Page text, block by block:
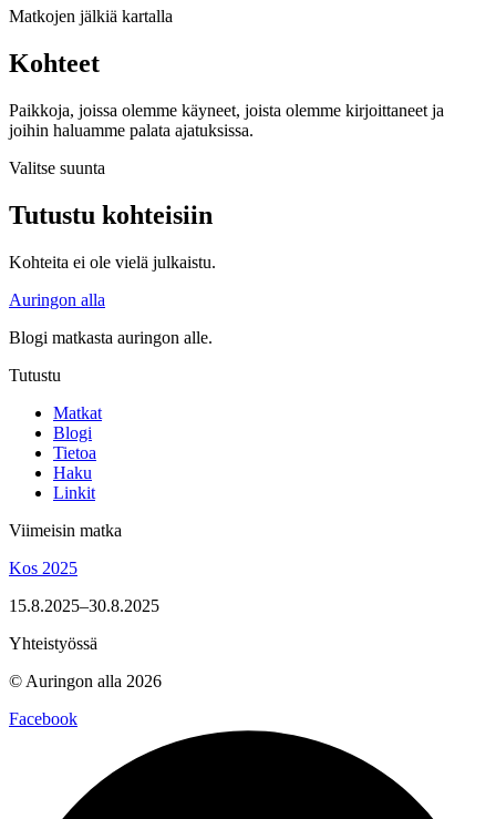
Matkojen jälkiä kartalla
Kohteet
Paikkoja, joissa olemme käyneet, joista olemme kirjoittaneet ja
joihin haluamme palata ajatuksissa.
Valitse suunta
Tutustu kohteisiin
Kohteita ei ole vielä julkaistu.
Auringon alla
Blogi matkasta auringon alle.
Tutustu
Matkat
Blogi
Tietoa
Haku
Linkit
Viimeisin matka
Kos 2025
15.8.2025–30.8.2025
Yhteistyössä
© Auringon alla 2026
Facebook